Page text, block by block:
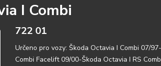
I Combi
722 01
Určeno pro vozy: Škoda Octavia I Combi 07/
Combi Facelift 09/00-Škoda Octavia I RS